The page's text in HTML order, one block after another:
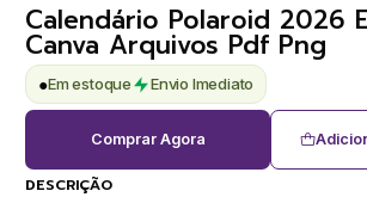
Calendário Polaroid 2026
Canva Arquivos Pdf Png
●Em estoque Envio Imediato
Comprar Agora
DESCRIÇÃO